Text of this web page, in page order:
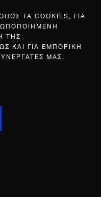
ΤΑ COOKIES, ΓΙΑ
ΤΗΣ
ΚΑΙ ΓΙΑ ΕΜΠΟΡΙΚΗ
ΜΑΣ.